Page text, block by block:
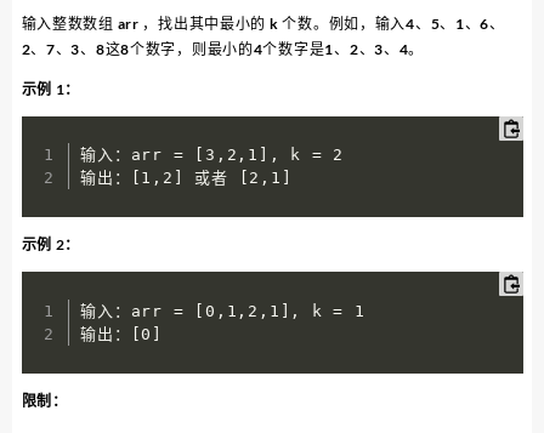
输入整数数组 arr ，找出其中最小的 k 个数。例如，输入4、5、1、6、
2、7、3、8这8个数字，则最小的4个数字是1、2、3、4。
示例 1：
输入：arr = [3,2,1], k = 2
输出：[1,2] 或者 [2,1]
示例 2：
输入：arr = [0,1,2,1], k = 1
输出：[0]
限制：